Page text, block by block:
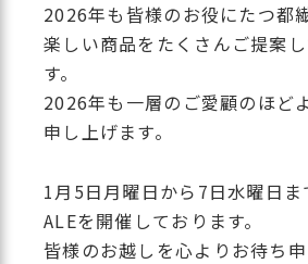
2026年も皆様のお役にたつ都
楽しい商品をたくさんご提案
す。
2026年も一層のご愛顧のほど
申し上げます。
1月5日月曜日から7日水曜日ま
ALEを開催しております。
皆様のお越しを心よりお待ち